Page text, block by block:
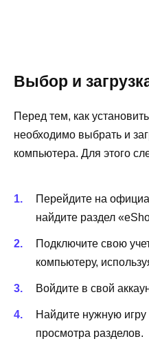
Выбор и
Перед тем, как
необходимо выбрать и
компьютера. Для этого
Перейдите на
найдите раздел
Подключите свою
компьютеру,
Войдите в свой
Найдите нужную
просмотра разделов.